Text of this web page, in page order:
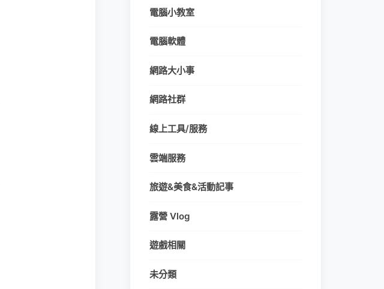
電腦小教室
電腦軟體
網路大小事
網路社群
線上工具/服務
雲端服務
旅遊&美食&活動記事
露營 Vlog
遊戲相關
未分類